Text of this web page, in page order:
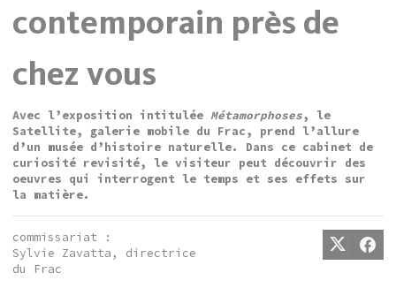
contemporain près de
chez vous
Avec l’exposition intitulée Métamorphoses, le
Satellite, galerie mobile du Frac, prend l’allure
d’un musée d’histoire naturelle. Dans ce cabinet de
curiosité revisité, le visiteur peut découvrir des
oeuvres qui interrogent le temps et ses effets sur
la matière.
commissariat :
Sylvie Zavatta, directrice
du Frac